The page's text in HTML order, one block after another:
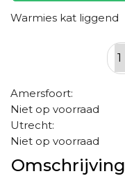
Warmies kat liggend
Amersfoort:
Niet op voorraad
Utrecht:
Niet op voorraad
Omschrijving